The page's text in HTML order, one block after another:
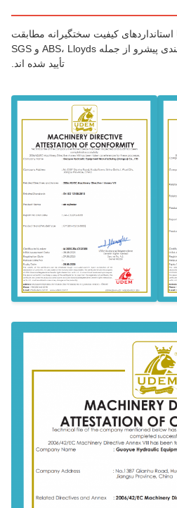
کیفیت سختگیرانه مطابقت
دارند و توسط جوامع طبقه بندی پیشرو از جمله ABS، Lloyds و SGS
تأیید شده اند.